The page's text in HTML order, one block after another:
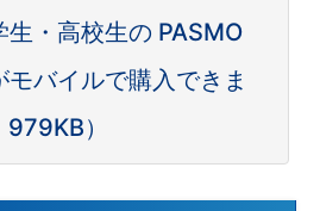
生・高校生の PASMO
バイルで購入できま
）